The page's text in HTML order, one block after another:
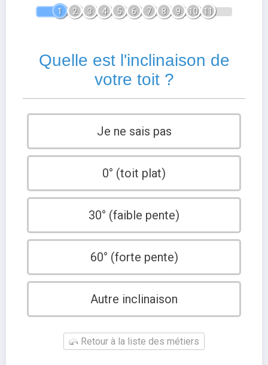
1 2 3 4 5 6 7 8 9 10 11
Quelle est l'inclinaison de
votre toit ?
Je ne sais pas
0° (toit plat)
30° (faible pente)
60° (forte pente)
Autre inclinaison
Retour à la liste des métiers